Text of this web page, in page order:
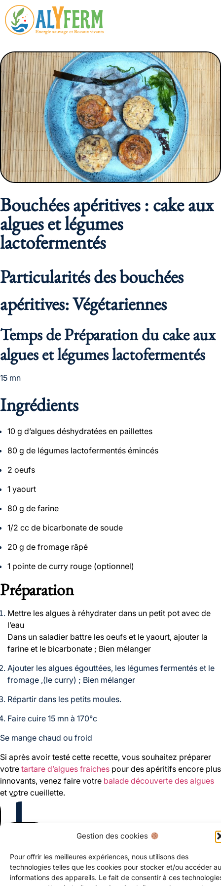
Gestion des cookies
Pour offrir les meilleures expériences, nous utilisons des
technologies telles que les cookies pour stocker et/ou accéder
informations des appareils. Le fait de consentir à ces
Bouchées apéritives : cake aux
algues et légumes
lactofermentés
Particularités des bouchées
apéritives: Végétariennes
Temps de Préparation du cake aux
algues et légumes lactofermentés
15 mn
Ingrédients
10 g d’algues déshydratées en paillettes
80 g de légumes lactofermentés émincés
2 oeufs
1 yaourt
80 g de farine
1/2 cc de bicarbonate de soude
20 g de fromage râpé
1 pointe de curry rouge (optionnel)
Préparation
Mettre les algues à réhydrater dans un petit pot avec de
l’eau
Dans un saladier battre les oeufs et le yaourt, ajouter la
farine et le bicarbonate ; Bien mélanger
Ajouter les algues égouttées, les légumes fermentés et le
fromage ,(le curry) ; Bien mélanger
Répartir dans les petits moules.
Faire cuire 15 mn à 170°c
Se mange chaud ou froid
Si après avoir testé cette recette, vous souhaitez préparer
votre tartare d’algues fraiches pour des apéritifs encore plus
innovants, venez faire votre balade découverte des algues
et votre cueillette.